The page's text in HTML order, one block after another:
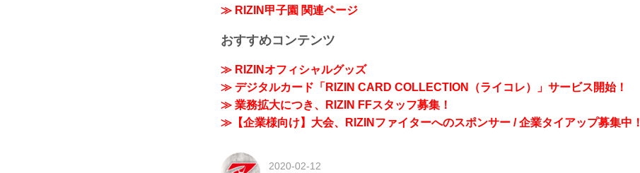
≫ RIZIN甲子園 関連ページ
おすすめコンテンツ
≫ RIZINオフィシャルグッズ
≫ デジタルカード「RIZIN CARD COLLECTION（ライコレ）」サービス開始！
≫ 業務拡大につき、RIZIN FFスタッフ募集！
≫【企業様向け】大会、RIZINファイターへのスポンサー / 企業タイアップ募集中！
2020-02-12